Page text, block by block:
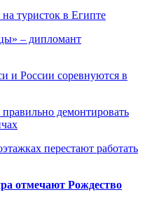
туристок в Египте
– дипломант
и России соревнуются в
демонтировать
перестают работать
отмечают Рождество